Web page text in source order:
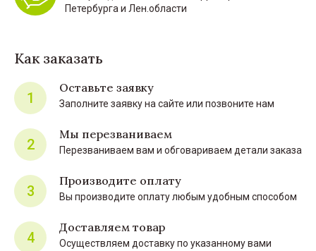
Петербурга и Лен.области
Как заказать
1
Оставьте заявку
Заполните заявку на сайте или позвоните нам
2
Мы перезваниваем
Перезваниваем вам и обговариваем детали заказа
3
Производите оплату
Вы производите оплату любым удобным способом
4
Доставляем товар
Осуществляем доставку по указанному вами